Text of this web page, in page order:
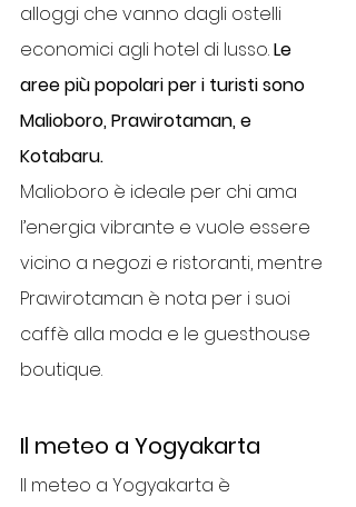
alloggi che vanno dagli ostelli
economici agli hotel di lusso. Le
aree più popolari per i turisti sono
Malioboro, Prawirotaman, e
Kotabaru.
Malioboro è ideale per chi ama
l’energia vibrante e vuole essere
vicino a negozi e ristoranti, mentre
Prawirotaman è nota per i suoi
caffè alla moda e le guesthouse
boutique.
Il meteo a Yogyakarta
Il meteo a Yogyakarta è